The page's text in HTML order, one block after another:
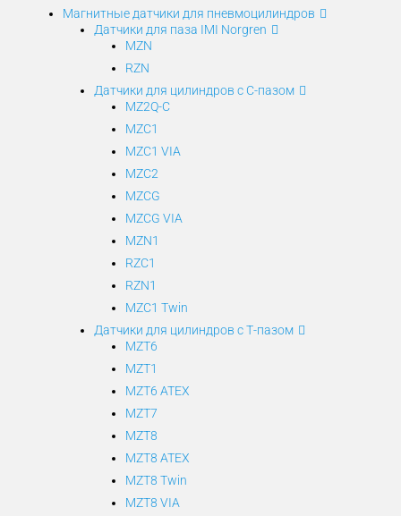
Магнитные датчики для пневмоцилиндров
Датчики для паза IMI Norgren
MZN
RZN
Датчики для цилиндров с С-пазом
MZ2Q-C
MZC1
MZC1 VIA
MZC2
MZCG
MZCG VIA
MZN1
RZC1
RZN1
MZC1 Twin
Датчики для цилиндров с Т-пазом
MZT6
MZT1
MZT6 ATEX
MZT7
MZT8
MZT8 ATEX
MZT8 Twin
MZT8 VIA